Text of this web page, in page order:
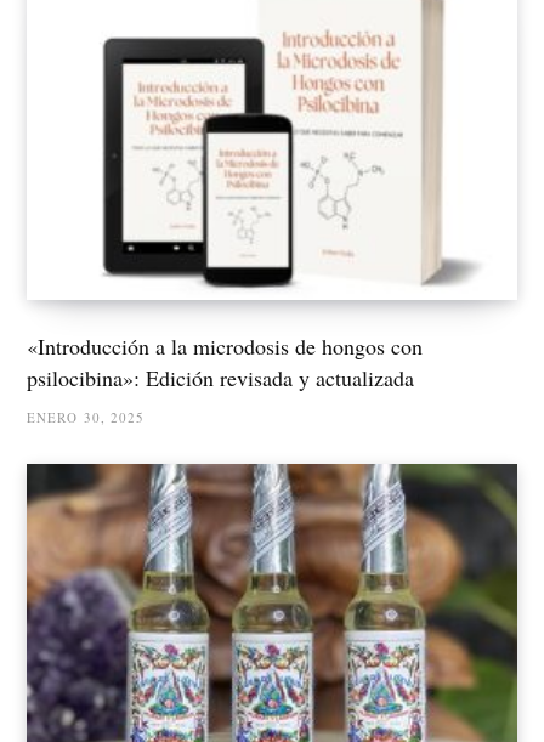
«Introducción a la microdosis de hongos con
psilocibina»: Edición revisada y actualizada
ENERO 30, 2025